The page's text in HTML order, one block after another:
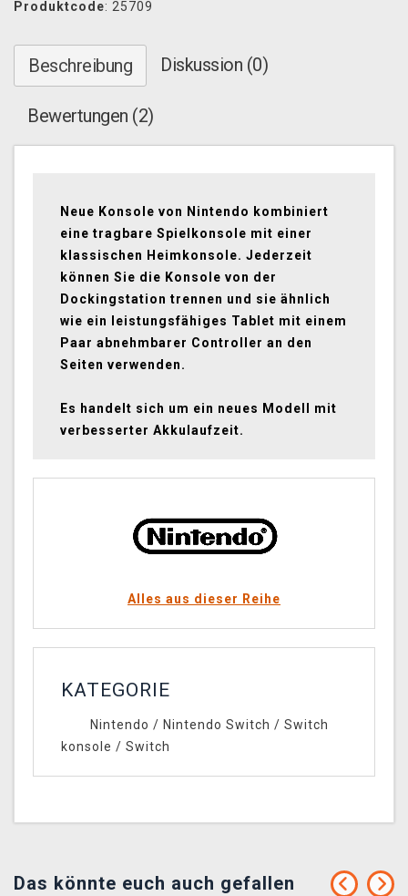
Produktcode: 25709
Beschreibung Diskussion (0)
Bewertungen (2)
Neue Konsole von Nintendo kombiniert
eine tragbare Spielkonsole mit einer
klassischen Heimkonsole. Jederzeit
können Sie die Konsole von der
Dockingstation trennen und sie ähnlich
wie ein leistungsfähiges Tablet mit einem
Paar abnehmbarer Controller an den
Seiten verwenden.
Es handelt sich um ein neues Modell mit
verbesserter Akkulaufzeit.
Alles aus dieser Reihe
KATEGORIE
Nintendo / Nintendo Switch / Switch
konsole / Switch
Das könnte euch auch gefallen